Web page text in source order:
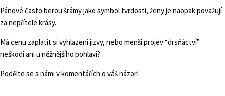
Pánové často berou šrámy jako symbol tvrdosti, ženy je naopak považují
za nepřítele krásy.
Má cenu zaplatit si vyhlazení jizvy, nebo menší projev “drsňáctví”
neškodí ani u něžnějšího pohlaví?
Podělte se s námi v komentářích o váš názor!